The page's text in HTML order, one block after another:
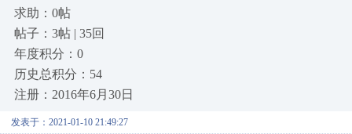
求助：0帖
帖子：3帖 | 35回
年度积分：0
历史总积分：54
注册：2016年6月30日
发表于：2021-01-10 21:49:27